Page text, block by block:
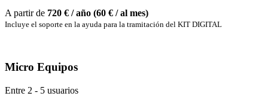
A partir de 720 € / año (60 € / al mes)
Incluye el soporte en la ayuda para la tramitación del KIT DIGITAL
Micro Equipos
Entre 2 - 5 usuarios